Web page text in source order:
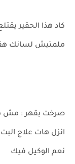
كاد هذا الحقير
ملمتيش لسانك
صرخت بقهر : مش
انزل هات علاج
نعم الوكيل فيك